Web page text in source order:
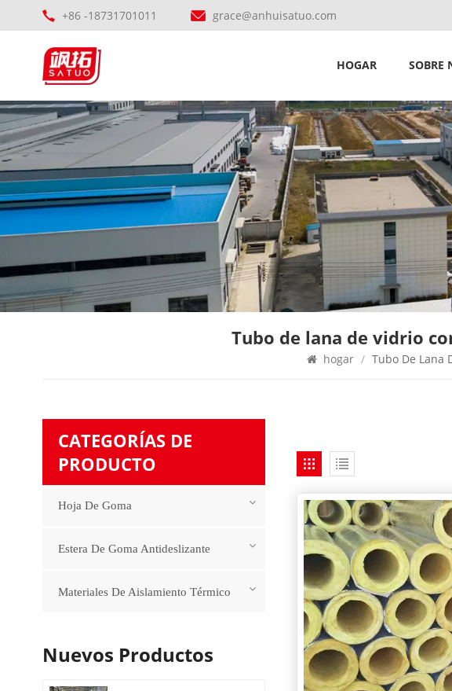
+86 -18731701011 grace@anhuisatuo.com
HOGAR SOBRE
Tubo de lana de vidrio
hogar / Tubo De Lana
CATEGORÍAS DE
PRODUCTO
Hoja De Goma
Estera De Goma Antideslizante
Materiales De Aislamiento Térmico
Nuevos Productos